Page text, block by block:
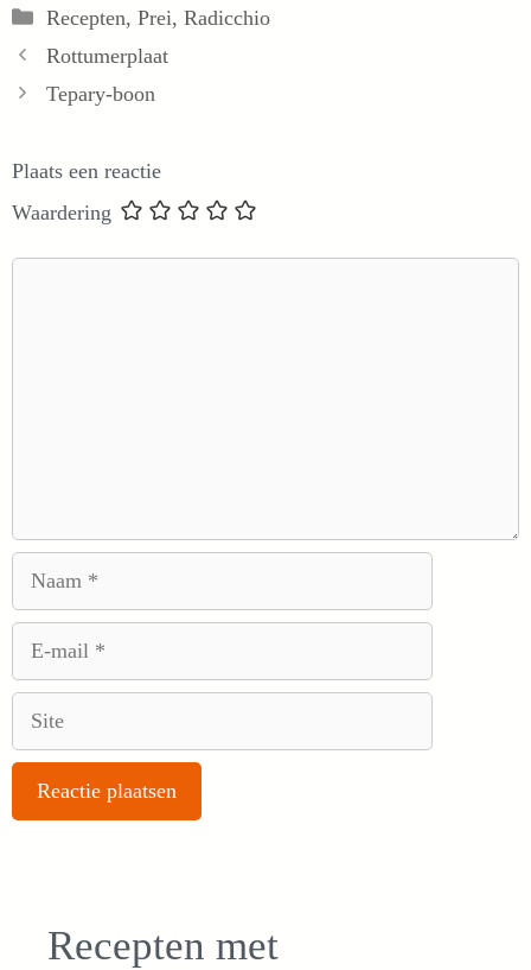
Categorieën
Recepten, Prei, Radicchio
Rottumerplaat
Tepary-boon
Plaats een reactie
Waardering
Recepten met